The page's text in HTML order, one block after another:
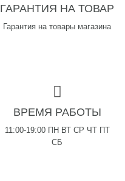
ГАРАНТИЯ НА ТОВАР
Гарантия на товары магазина
ВРЕМЯ РАБОТЫ
11:00-19:00 ПН ВТ СР ЧТ ПТ
СБ